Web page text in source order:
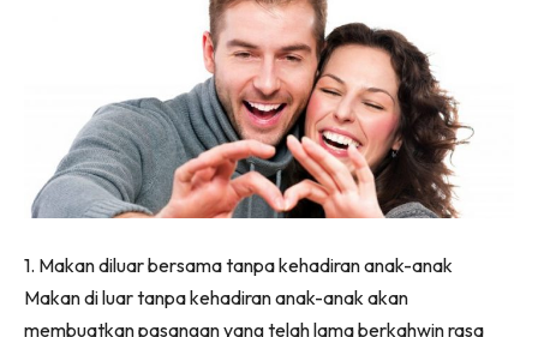
1. Makan diluar bersama tanpa kehadiran anak-anak
Makan di luar tanpa kehadiran anak-anak akan
membuatkan pasangan yang telah lama berkahwin rasa